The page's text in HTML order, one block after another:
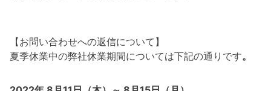
【お問い合わせへの返信について】
夏季休業中の弊社休業期間については下記の通りです。